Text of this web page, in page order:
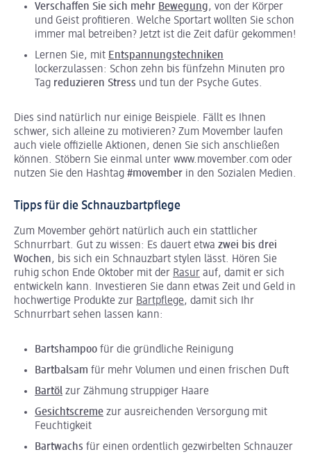
Verschaffen Sie sich mehr Bewegung, von der Körper
und Geist profitieren. Welche Sportart wollten Sie schon
immer mal betreiben? Jetzt ist die Zeit dafür gekommen!
Lernen Sie, mit Entspannungstechniken
lockerzulassen: Schon zehn bis fünfzehn Minuten pro
Tag reduzieren Stress und tun der Psyche Gutes.
Dies sind natürlich nur einige Beispiele. Fällt es Ihnen
schwer, sich alleine zu motivieren? Zum Movember laufen
auch viele offizielle Aktionen, denen Sie sich anschließen
können. Stöbern Sie einmal unter www.movember.com oder
nutzen Sie den Hashtag #movember in den Sozialen Medien.
Tipps für die Schnauzbartpflege
Zum Movember gehört natürlich auch ein stattlicher
Schnurrbart. Gut zu wissen: Es dauert etwa zwei bis drei
Wochen, bis sich ein Schnauzbart stylen lässt. Hören Sie
ruhig schon Ende Oktober mit der Rasur auf, damit er sich
entwickeln kann. Investieren Sie dann etwas Zeit und Geld in
hochwertige Produkte zur Bartpflege, damit sich Ihr
Schnurrbart sehen lassen kann:
Bartshampoo für die gründliche Reinigung
Bartbalsam für mehr Volumen und einen frischen Duft
Bartöl zur Zähmung struppiger Haare
Gesichtscreme zur ausreichenden Versorgung mit
Feuchtigkeit
Bartwachs für einen ordentlich gezwirbelten Schnauzer